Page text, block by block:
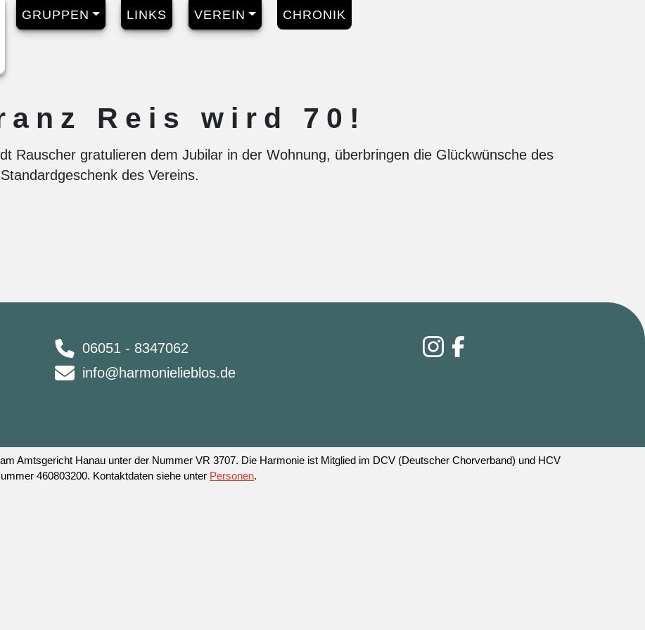
GRUPPEN LINKS VEREIN CHRONIK
Reis wird 70!
Rauscher gratulieren dem Jubilar in der Wohnung, überbringen die Glückwünsche des
des Vereins.
06051 - 8347062
info@harmonielieblos.de
Amtsgericht Hanau unter der Nummer VR 3707. Die Harmonie ist Mitglied im DCV (Deutscher Chorverband) und HCV
460803200. Kontaktdaten siehe unter Personen.